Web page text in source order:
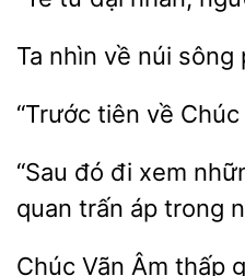
Ta về núi
về Chúc
“Sau đó đi xem
quan trấn áp
Vãn Âm